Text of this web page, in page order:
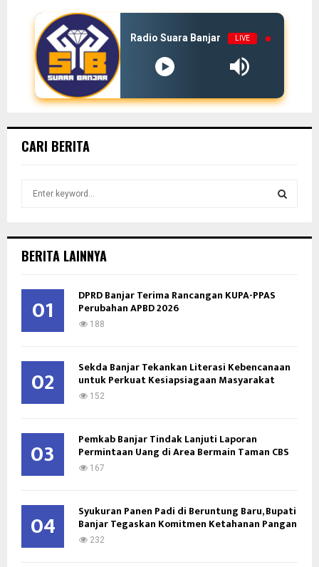
Radio Suara Banjar LIVE
CARI BERITA
h
o
H
BERITA LAINNYA
01 DPRD Banjar Terima Rancangan KUPA-PPAS
Perubahan APBD 2026
188
02 Sekda Banjar Tekankan Literasi Kebencanaan
untuk Perkuat Kesiapsiagaan Masyarakat
152
03 Pemkab Banjar Tindak Lanjuti Laporan
Permintaan Uang di Area Bermain Taman CBS
167
04 Syukuran Panen Padi di Beruntung Baru, Bupati
Banjar Tegaskan Komitmen Ketahanan Pangan
232